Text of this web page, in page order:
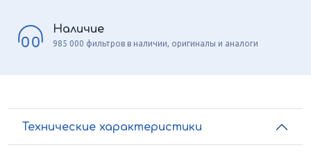
Наличие
985 000 фильтров в наличии, оригиналы и аналоги
Технические характеристики